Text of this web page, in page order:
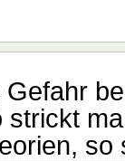
Gefahr
strickt
so